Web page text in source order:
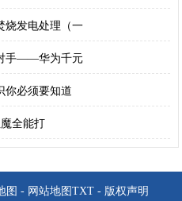
烧发电处理（一
手——华为千元
你必须要知道
全能打
图 - 网站地图 TXT- 版权声明